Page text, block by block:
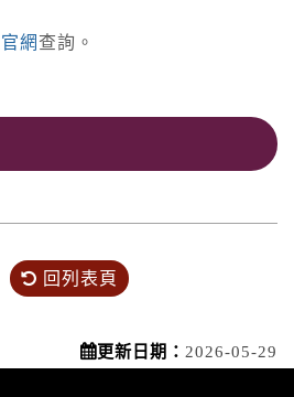
官網 查詢。
回列表頁
更新日期： 2026-05-29